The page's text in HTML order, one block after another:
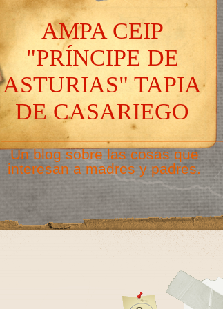
AMPA CEIP
"PRÍNCIPE DE
ASTURIAS" TAPIA
DE CASARIEGO
Un blog sobre las cosas que
interesan a madres y padres.